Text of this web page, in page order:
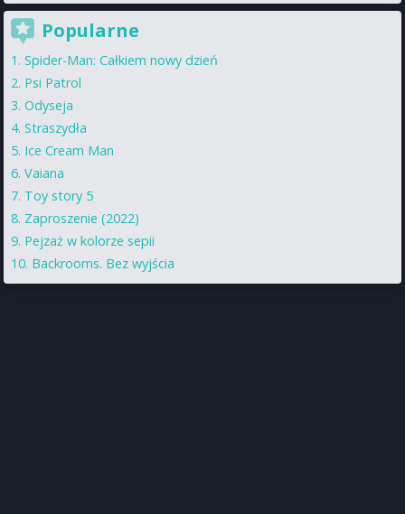
Popularne
Spider-Man: Całkiem nowy dzień
Psi Patrol
Odyseja
Straszydła
Ice Cream Man
Vaiana
Toy story 5
Zaproszenie (2022)
Pejzaż w kolorze sepii
Backrooms. Bez wyjścia